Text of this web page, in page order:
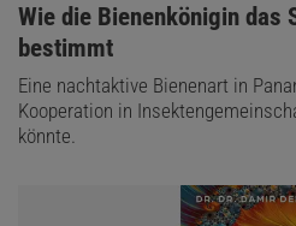
:
Wie die Bienenkönigin das
bestimmt
Eine nachtaktive Bienenart in
Kooperation in
könnte.